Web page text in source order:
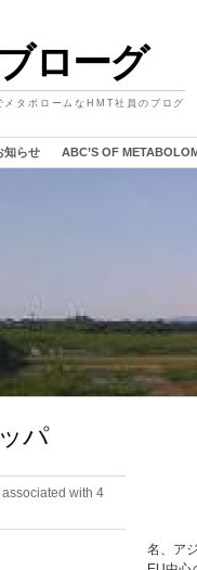
ローグ
メタボロームなHMT社員のブログ
知らせ ABC’S OF
パ
with 4
名、ア